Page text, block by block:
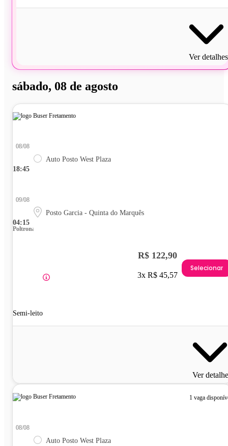
Ver detalhes
sábado, 08 de agosto
18:45
08/08
Auto Posto West Plaza
04:15
09/08
Posto Garcia - Quinta do Marquês
Poltrona
Semi-leito
R$ 122,90
3x R$ 45,57
Selecionar
Ver
1 vaga
08/08
Auto Posto West Plaza